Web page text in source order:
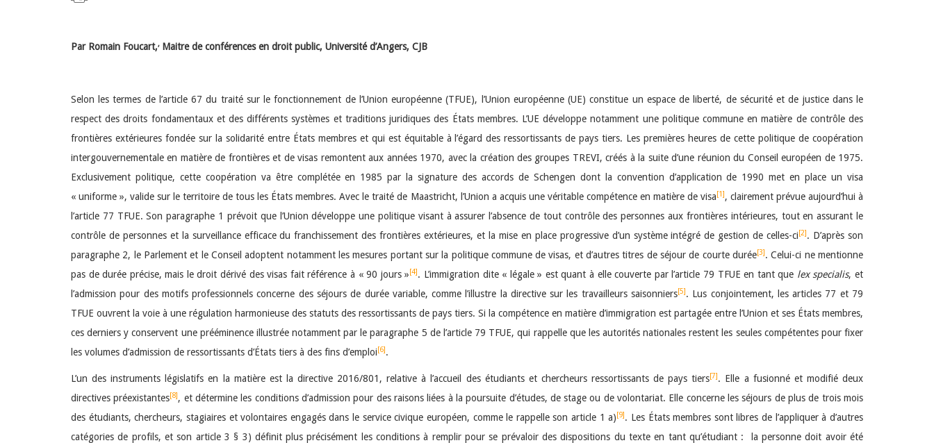
Par Romain Foucart,, Maitre de conférences en droit public, Université d’Angers, CJB
Selon les termes de l’article 67 du traité sur le fonctionnement de l’Union européenne (TFUE), l’Union européenne (UE) constitue un espace de liberté, de sécurité et de justice dans le
respect des droits fondamentaux et des différents systèmes et traditions juridiques des États membres. L’UE développe notamment une politique commune en matière de contrôle des
frontières extérieures fondée sur la solidarité entre États membres et qui est équitable à l’égard des ressortissants de pays tiers. Les premières heures de cette politique de coopération
intergouvernementale en matière de frontières et de visas remontent aux années 1970, avec la création des groupes TREVI, créés à la suite d’une réunion du Conseil européen de 1975.
Exclusivement politique, cette coopération va être complétée en 1985 par la signature des accords de Schengen dont la convention d’application de 1990 met en place un visa
« uniforme », valide sur le territoire de tous les États membres. Avec le traité de Maastricht, l’Union a acquis une véritable compétence en matière de visa[1], clairement prévue aujourd’hui à
l’article 77 TFUE. Son paragraphe 1 prévoit que l’Union développe une politique visant à assurer l’absence de tout contrôle des personnes aux frontières intérieures, tout en assurant le
contrôle de personnes et la surveillance efficace du franchissement des frontières extérieures, et la mise en place progressive d’un système intégré de gestion de celles-ci[2]. D’après son
paragraphe 2, le Parlement et le Conseil adoptent notamment les mesures portant sur la politique commune de visas, et d’autres titres de séjour de courte durée[3]. Celui-ci ne mentionne
pas de durée précise, mais le droit dérivé des visas fait référence à « 90 jours »[4]. L’immigration dite « légale » est quant à elle couverte par l’article 79 TFUE en tant que lex specialis, et
l’admission pour des motifs professionnels concerne des séjours de durée variable, comme l’illustre la directive sur les travailleurs saisonniers[5]. Lus conjointement, les articles 77 et 79
TFUE ouvrent la voie à une régulation harmonieuse des statuts des ressortissants de pays tiers. Si la compétence en matière d’immigration est partagée entre l’Union et ses États membres,
ces derniers y conservent une prééminence illustrée notamment par le paragraphe 5 de l’article 79 TFUE, qui rappelle que les autorités nationales restent les seules compétentes pour fixer
les volumes d’admission de ressortissants d’États tiers à des fins d’emploi[6].
L’un des instruments législatifs en la matière est la directive 2016/801, relative à l’accueil des étudiants et chercheurs ressortissants de pays tiers[7]. Elle a fusionné et modifié deux
directives préexistantes[8], et détermine les conditions d’admission pour des raisons liées à la poursuite d’études, de stage ou de volontariat. Elle concerne les séjours de plus de trois mois
des étudiants, chercheurs, stagiaires et volontaires engagés dans le service civique européen, comme le rappelle son article 1 a)[9]. Les États membres sont libres de l’appliquer à d’autres
catégories de profils, et son article 3 § 3) définit plus précisément les conditions à remplir pour se prévaloir des dispositions du texte en tant qu’étudiant : la personne doit avoir été